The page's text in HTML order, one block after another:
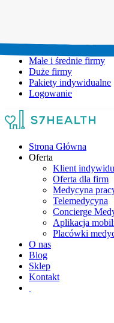
Małe i średnie firmy
Duże firmy
Pakiety indywidualne
Logowanie
Strona Główna
Oferta
Klient
Oferta dla firm
Medycyna
Telemedycyna
Concierge
Aplikacja
Placówki
O nas
Blog
Sklep
Kontakt